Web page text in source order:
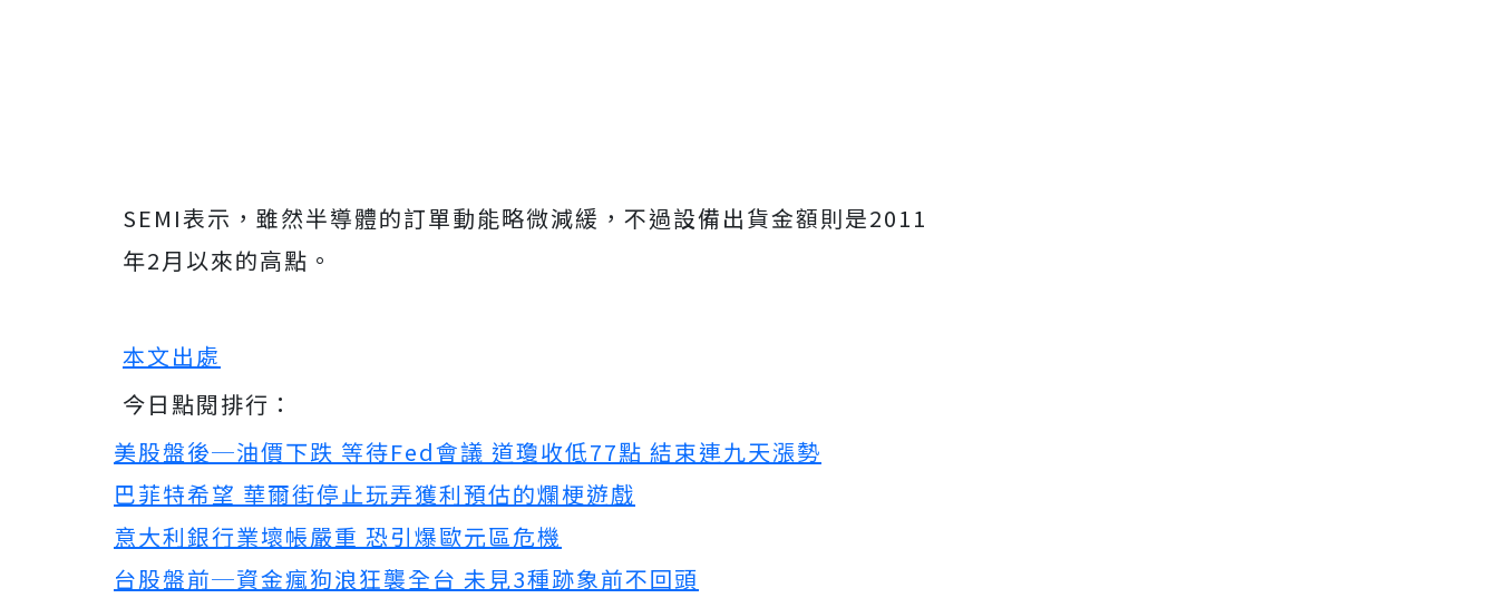
SEMI表示，雖然半導體的訂單動能略微減緩，不過設備出貨金額則是2011
年2月以來的高點。
本文出處
今日點閱排行：
美股盤後─油價下跌 等待Fed會議 道瓊收低77點 結束連九天漲勢
巴菲特希望 華爾街停止玩弄獲利預估的爛梗遊戲
意大利銀行業壞帳嚴重 恐引爆歐元區危機
台股盤前─資金瘋狗浪狂襲全台 未見3種跡象前不回頭